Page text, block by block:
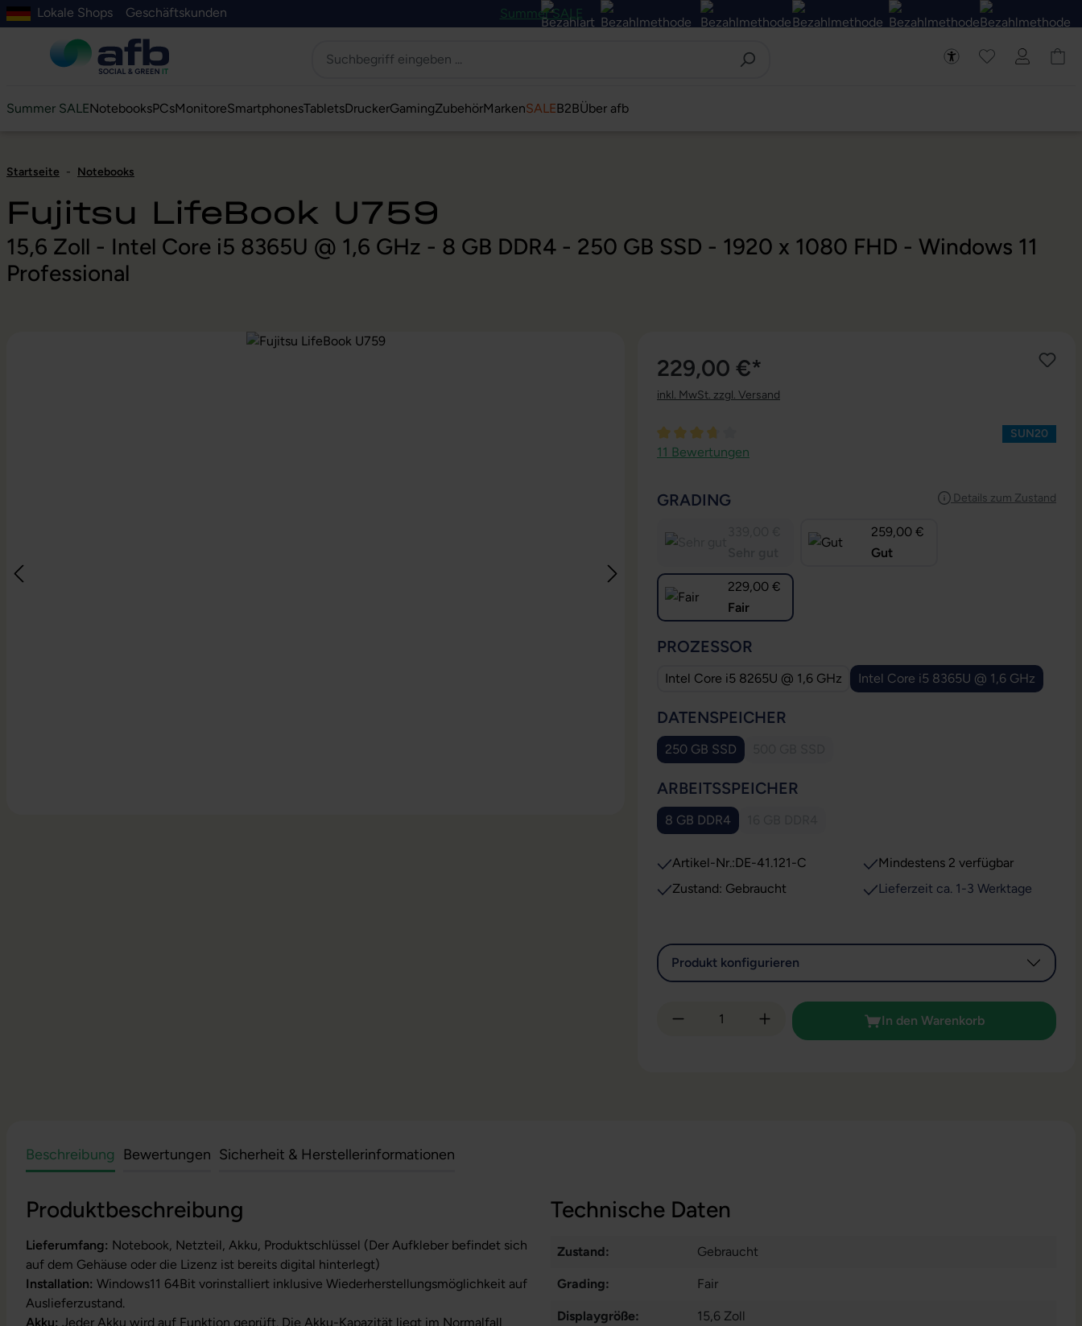
springen
Suche springen
Zur Hauptnavigation springen
Zur Navigation der B2B-Plattform springen
Lokale Shops Geschäftskunden Summer SALE
Summer SALENotebooksPCsMonitoreSmartphonesTabletsDruckerGamingZubehörMarkenSALEB2BÜber afb
Startseite - Notebooks
Fujitsu LifeBook U759
15,6 Zoll - Intel Core i5 8365U @ 1,6 GHz - 8 GB DDR4 - 250 GB SSD - 1920 x 1080 FHD - Windows 11
Professional
229,00 €*
inkl. MwSt. zzgl. Versand
Durchschnittliche Bewertung von 3.82 von 5 Sternen
11 Bewertungen
SUN20
Details zum Zustand
GRADING
259,00 €
Gut
229,00 €
Fair
PROZESSOR
Intel Core i5 8265U @ 1,6 GHz Intel Core i5 8365U @ 1,6 GHz
DATENSPEICHER
250 GB SSD
ARBEITSSPEICHER
8 GB DDR4
Artikel-Nr.:DE-41.121-C
Zustand: Gebraucht
Mindestens 2 verfügbar
Lieferzeit ca. 1-3 Werktage
Produkt konfigurieren
Produkt Anzahl: Gib den gewünschten Wert ein
In den Warenkorb
Beschreibung Bewertungen Sicherheit & Herstellerinformationen
Produktbeschreibung
Lieferumfang: Notebook, Netzteil, Akku, Produktschlüssel (Der Aufkleber befindet sich
auf dem Gehäuse oder die Lizenz ist bereits digital hinterlegt)
Installation: Windows11 64Bit vorinstalliert inklusive Wiederherstellungsmöglichkeit auf
Auslieferzustand.
Akku: Jeder Akku wird auf Funktion geprüft. Die Akku-Kapazität liegt im Normalfall
Technische Daten
Zustand: Gebraucht
Grading: Fair
Displaygröße: 15,6 Zoll